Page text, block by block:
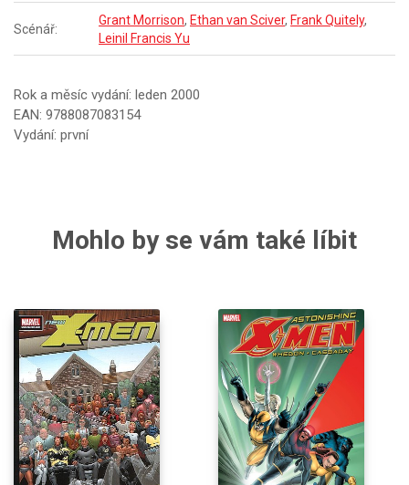
Scénář:
Grant Morrison, Ethan van Sciver, Frank Quitely,
Leinil Francis Yu
Rok a měsíc vydání: leden 2000
EAN: 9788087083154
Vydání: první
Mohlo by se vám také líbit